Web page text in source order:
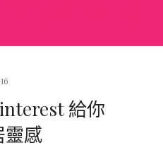
給你
靈感